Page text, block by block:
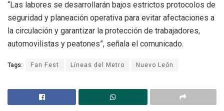
“Las labores se desarrollarán bajos estrictos protocolos de
seguridad y planeación operativa para evitar afectaciones a
la circulación y garantizar la protección de trabajadores,
automovilistas y peatones”, señala el comunicado.
Tags: Fan Fest Líneas del Metro Nuevo León